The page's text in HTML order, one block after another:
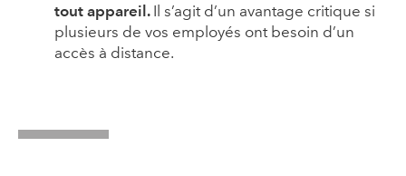
tout appareil. Il s’agit d’un avantage critique si
plusieurs de vos employés ont besoin d’un
accès à distance.